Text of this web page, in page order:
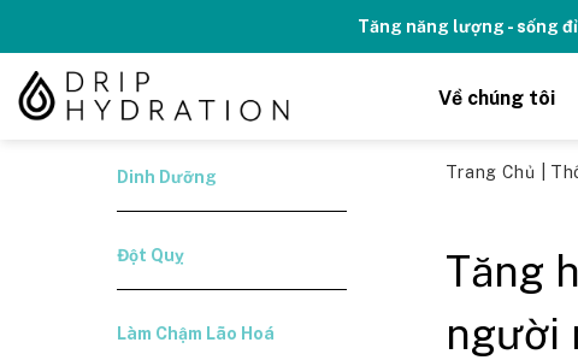
content
Kỉ niệm 10 năm Thương hiệu Drip
Về chúng tôi
Dinh Dưỡng
Đột Quỵ
Làm Chậm Lão Hoá
Trang Chủ
Tăng
người